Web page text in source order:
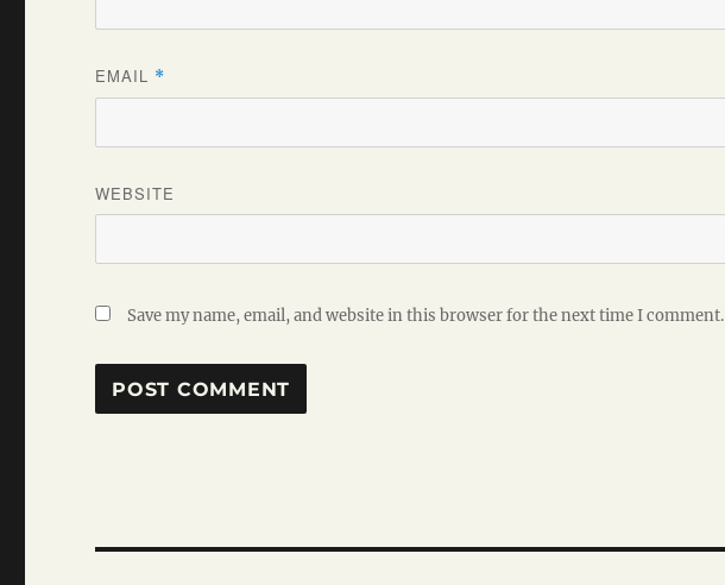
EMAIL *
WEBSITE
Save my name, email, and website in this browser for the next time I comment.